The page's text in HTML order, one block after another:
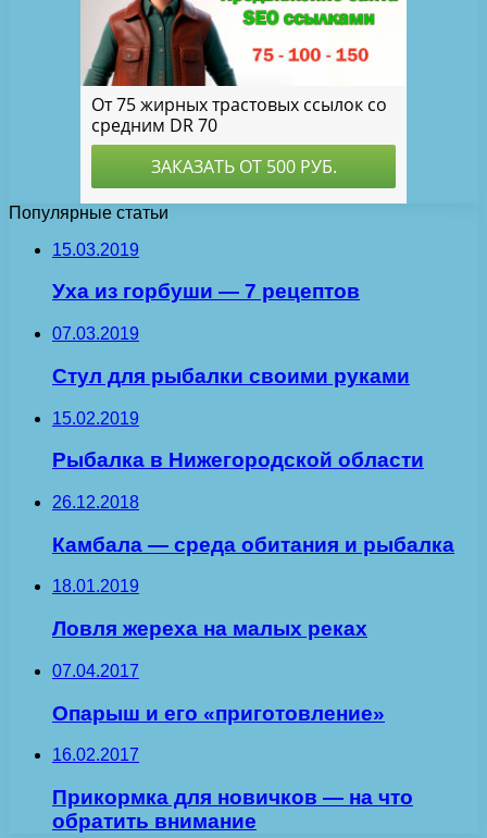
Популярные статьи
15.03.2019
Уха из горбуши — 7 рецептов
07.03.2019
Стул для рыбалки своими руками
15.02.2019
Рыбалка в Нижегородской области
26.12.2018
Камбала — среда обитания и рыбалка
18.01.2019
Ловля жереха на малых реках
07.04.2017
Опарыш и его «приготовление»
16.02.2017
Прикормка для новичков — на что
обратить внимание